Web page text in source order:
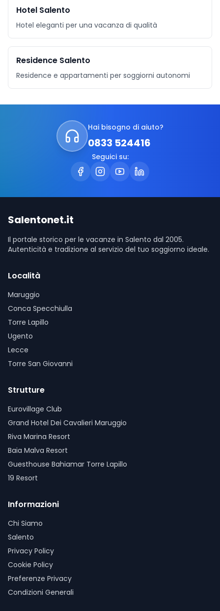
Hotel Salento
Hotel eleganti per una vacanza di qualità
Residence Salento
Residence e appartamenti per soggiorni autonomi
Hai bisogno di aiuto?
0833 524416
Seguici su:
Salentonet.it
Il portale storico per le vacanze in Salento dal 2005.
Autenticità e tradizione al servizio del tuo soggiorno ideale.
Località
Maruggio
Conca Specchiulla
Torre Lapillo
Ugento
Lecce
Torre San Giovanni
Strutture
Eurovillage Club
Grand Hotel Dei Cavalieri Maruggio
Riva Marina Resort
Baia Malva Resort
Guesthouse Bahiamar Torre Lapillo
19 Resort
Informazioni
Chi Siamo
Salento
Privacy Policy
Cookie Policy
Preferenze Privacy
Condizioni Generali